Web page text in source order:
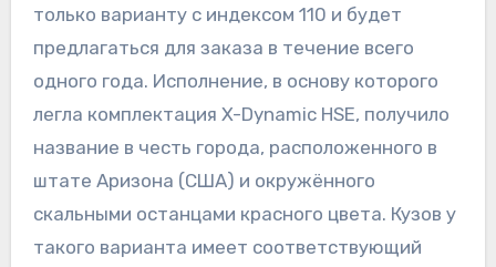
только варианту с индексом 110 и будет
предлагаться для заказа в течение всего
одного года. Исполнение, в основу которого
легла комплектация X-Dynamic HSE, получило
название в честь города, расположенного в
штате Аризона (США) и окружённого
скальными останцами красного цвета. Кузов у
такого варианта имеет соответствующий